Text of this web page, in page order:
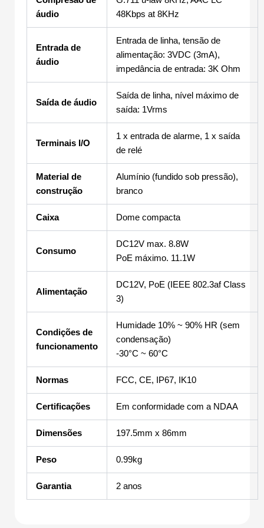
áudio
48Kbps at 8KHz
Entrada de
áudio
Entrada de linha, tensão de
alimentação: 3VDC (3mA),
impedância de entrada: 3K Ohm
Saída de áudio
Saída de linha, nível máximo de
saída: 1Vrms
Terminais I/O
1 x entrada de alarme, 1 x saída
de relé
Material de
construção
Alumínio (fundido sob pressão),
branco
Caixa Dome compacta
Consumo
DC12V max. 8.8W
PoE máximo. 11.1W
Alimentação
DC12V, PoE (IEEE 802.3af Class
3)
Condições de
funcionamento
Humidade 10% ~ 90% HR (sem
condensação)
-30°C ~ 60°C
Normas FCC, CE, IP67, IK10
Certificações Em conformidade com a NDAA
Dimensões 197.5mm x 86mm
Peso 0.99kg
Garantia 2 anos